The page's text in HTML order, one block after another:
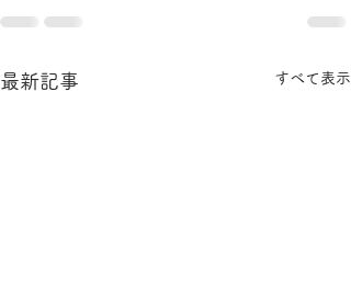
最新記事 すべて表示